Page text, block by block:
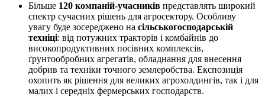
Більше 120 компаній-учасників представлять широкий
спектр сучасних рішень для агросектору. Особливу
увагу буде зосереджено на сільськогосподарській
техніці: від потужних тракторів і комбайнів до
високопродуктивних посівних комплексів,
ґрунтообробних агрегатів, обладнання для внесення
добрив та техніки точного землеробства. Експозиція
охопить як рішення для великих агрохолдингів, так і для
малих і середніх фермерських господарств.